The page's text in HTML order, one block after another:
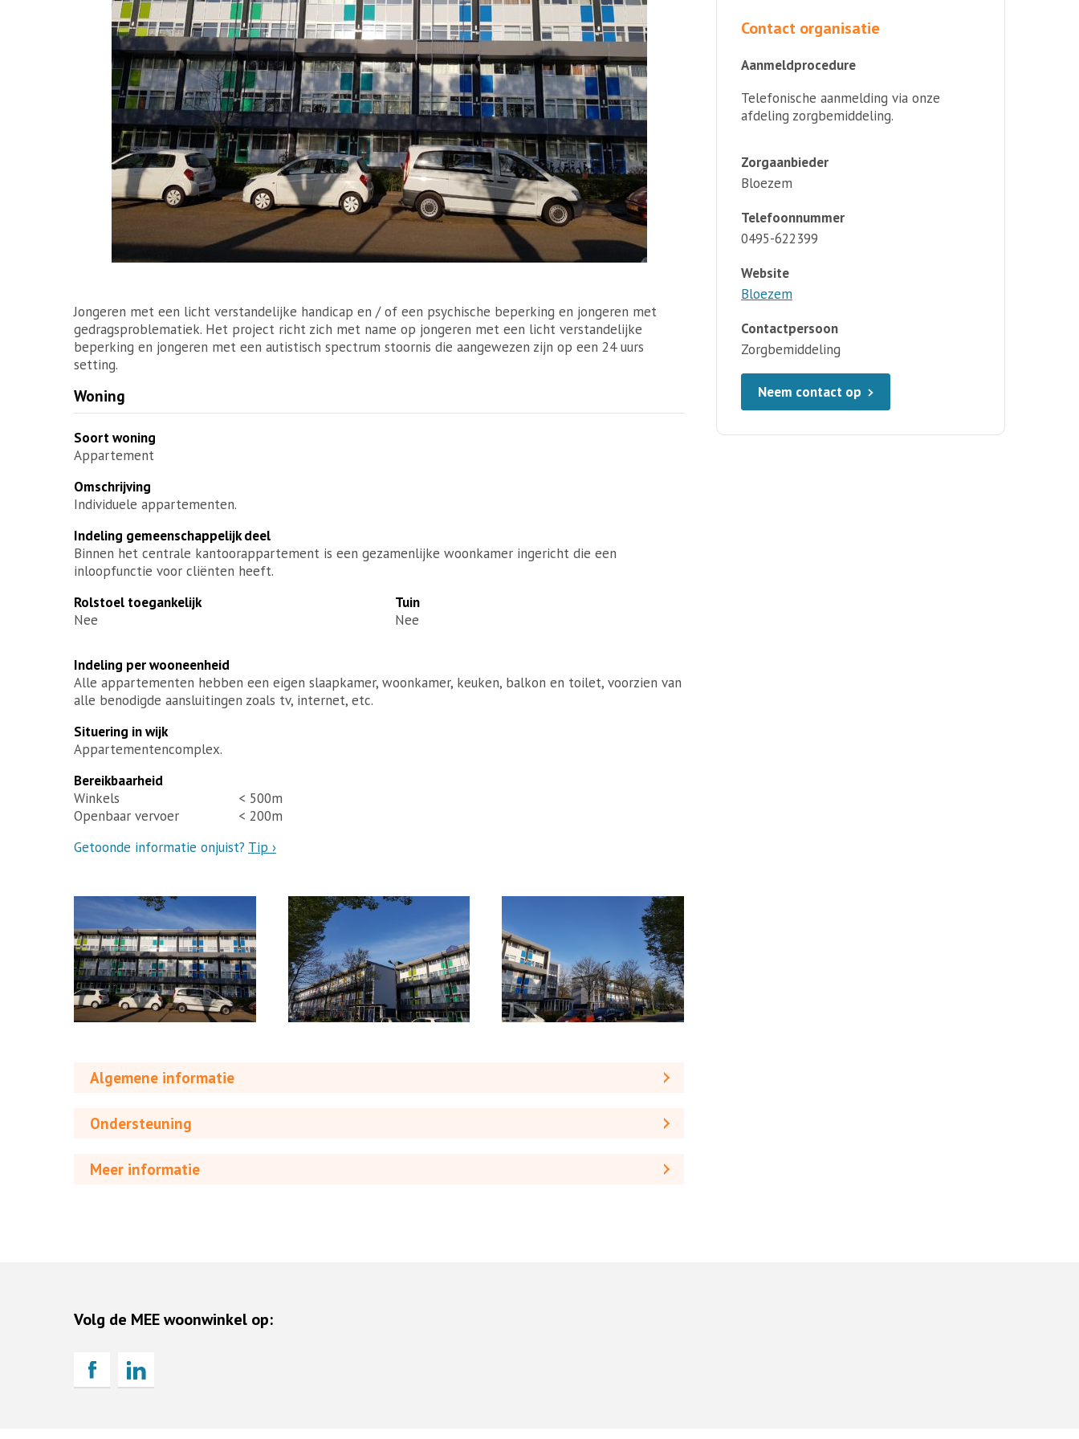
Jongeren met een licht verstandelijke handicap en / of een psychische beperking en jongeren met
gedragsproblematiek. Het project richt zich met name op jongeren met een licht verstandelijke
beperking en jongeren met een autistisch spectrum stoornis die aangewezen zijn op een 24 uurs
setting.
Woning
Soort woning
Appartement
Omschrijving
Individuele appartementen.
Indeling gemeenschappelijk deel
Binnen het centrale kantoorappartement is een gezamenlijke woonkamer ingericht die een
inloopfunctie voor cliënten heeft.
Rolstoel toegankelijk
Nee
Tuin
Nee
Indeling per wooneenheid
Alle appartementen hebben een eigen slaapkamer, woonkamer, keuken, balkon en toilet, voorzien van
alle benodigde aansluitingen zoals tv, internet, etc.
Situering in wijk
Appartementencomplex.
Bereikbaarheid
Winkels
< 500m
Openbaar vervoer
< 200m
Getoonde informatie onjuist? Tip ›
Algemene informatie
Ondersteuning
Meer informatie
Contact organisatie
Aanmeldprocedure
Telefonische aanmelding via onze
afdeling zorgbemiddeling.
Zorgaanbieder
Bloezem
Telefoonnummer
0495-622399
Website
Bloezem
Contactpersoon
Zorgbemiddeling
Neem contact op
Volg de MEE woonwinkel op: